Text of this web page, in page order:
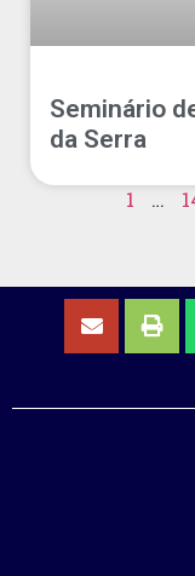
Seminário
da Serra
1 …